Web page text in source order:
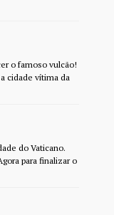
o famoso vulcão!
cidade vítima da
do Vaticano.
para finalizar o